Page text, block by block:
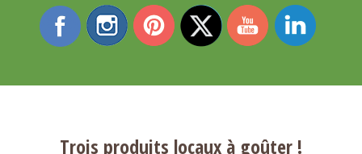
Trois produits locaux à goûter !